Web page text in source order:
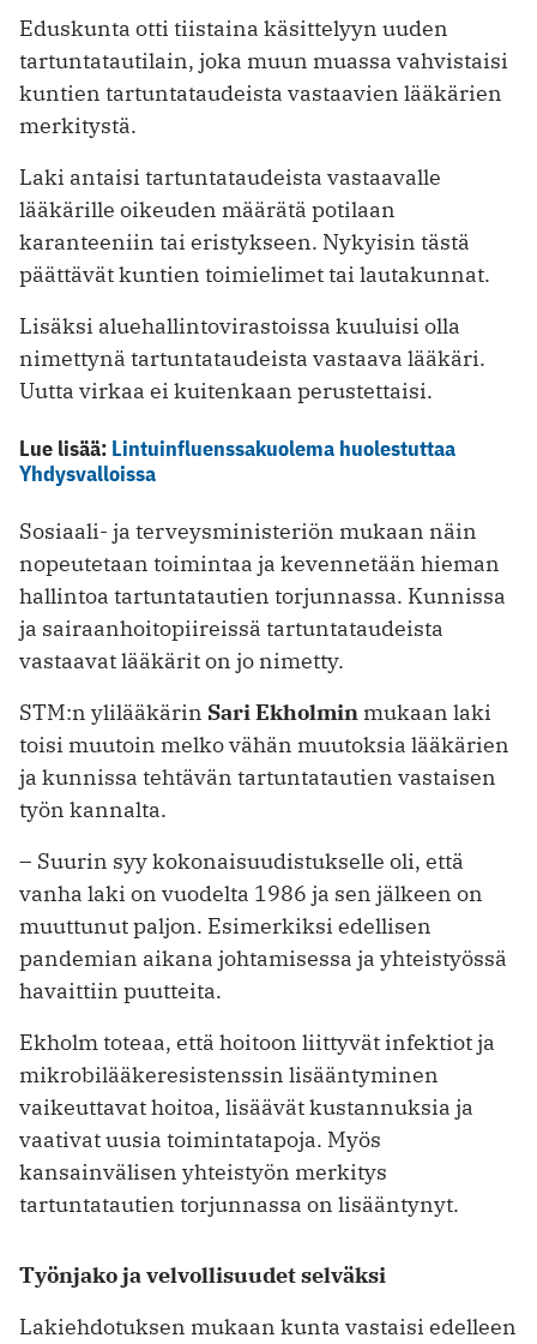
Eduskunta otti tiistaina käsittelyyn uuden
tartuntatautilain, joka muun muassa vahvistaisi
kuntien tartuntataudeista vastaavien lääkärien
merkitystä.
Laki antaisi tartuntataudeista vastaavalle
lääkärille oikeuden määrätä potilaan
karanteeniin tai eristykseen. Nykyisin tästä
päättävät kuntien toimielimet tai lautakunnat.
Lisäksi aluehallintovirastoissa kuuluisi olla
nimettynä tartuntataudeista vastaava lääkäri.
Uutta virkaa ei kuitenkaan perustettaisi.
Lue lisää: Lintuinfluenssakuolema huolestuttaa
Yhdysvalloissa
Sosiaali- ja terveysministeriön mukaan näin
nopeutetaan toimintaa ja kevennetään hieman
hallintoa tartuntatautien torjunnassa. Kunnissa
ja sairaanhoitopiireissä tartuntataudeista
vastaavat lääkärit on jo nimetty.
STM:n ylilääkärin Sari Ekholmin mukaan laki
toisi muutoin melko vähän muutoksia lääkärien
ja kunnissa tehtävän tartuntatautien vastaisen
työn kannalta.
– Suurin syy kokonaisuudistukselle oli, että
vanha laki on vuodelta 1986 ja sen jälkeen on
muuttunut paljon. Esimerkiksi edellisen
pandemian aikana johtamisessa ja yhteistyössä
havaittiin puutteita.
Ekholm toteaa, että hoitoon liittyvät infektiot ja
mikrobilääkeresistenssin lisääntyminen
vaikeuttavat hoitoa, lisäävät kustannuksia ja
vaativat uusia toimintatapoja. Myös
kansainvälisen yhteistyön merkitys
tartuntatautien torjunnassa on lisääntynyt.
Työnjako ja velvollisuudet selväksi
Lakiehdotuksen mukaan kunta vastaisi edelleen